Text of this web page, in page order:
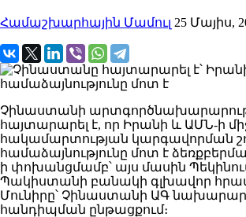
Համաշխարհային Մամուլ 25 Մայիս,
Չինաստանի
հայտարարել է, որ Իրանի և ԱՄՆ-ի
հակամարտության կարգավորման
համաձայնությունը մոտ է
ի փոխանցմամբ՝ այս մասին
Պակիստանի բանակի գլխավոր
Մունիրը՝ Չինաստանի ԱԳ
հանդիպման ընթացքում։